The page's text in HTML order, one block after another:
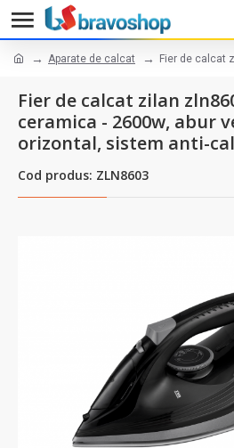
Aparate de calcat Fier de calcat
Fier de calcat zilan
ceramica - 2600w, abur
orizontal, sistem anti-
Cod produs: ZLN8603